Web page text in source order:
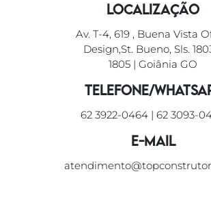
Localização
Av. T-4, 619 , Buena Vista
Design,St. Bueno, Sls.
1805 | Goiânia GO
Telefone/
62 3922-0464 | 62 3093-
E-mail